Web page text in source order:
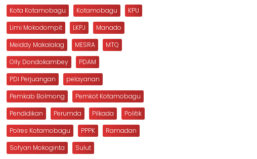
Kota Kotamobagu
Kotamobagu
KPU
Limi Mokodompit
LKPJ
Manado
Meiddy Makalalag
MESRA
MTQ
Olly Dondokambey
PDAM
PDI Perjuangan
pelayanan
Pemkab Bolmong
Pemkot Kotamobagu
Pendidikan
Perumda Pilkada
Politik
Polres Kotamobagu
PPPK
Ramadan
Sofyan Mokoginta
Sulut